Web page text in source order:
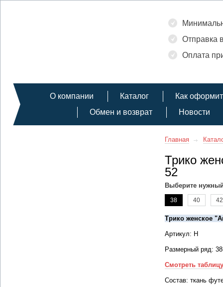
Отправка
Оплата
О компании Каталог
Как
Обмен и возврат
Новости
Главная
Трико
52
Выберите
38 40 42
Трико женское
Артикул: Н
Размерный ряд:
Смотреть
Состав: ткань